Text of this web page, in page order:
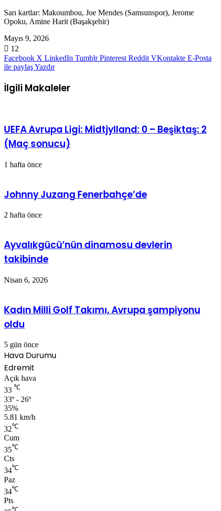
Sarı kartlar: Makoumbou, Joe Mendes (Samsunspor), Jerome
Opoku, Amine Harit (Başakşehir)
Mayıs 9, 2026
12
Facebook X LinkedIn Tumblr Pinterest Reddit VKontakte E-Posta
ile paylaşYazdır
İlgili Makaleler
UEFA Avrupa Ligi: Midtjylland: 0 – Beşiktaş: 2
(Maç sonucu)
1 hafta önce
Johnny Juzang Fenerbahçe’de
2 hafta önce
Ayvalıkgücü’nün dinamosu devlerin
takibinde
Nisan 6, 2026
Kadın Milli Golf Takımı, Avrupa şampiyonu
oldu
5 gün önce
Hava Durumu
Edremit
Açık hava
33 ℃
33º - 26º
35%
5.81 km/h
32℃
Cum
35℃
Cts
34℃
Paz
34℃
Pts